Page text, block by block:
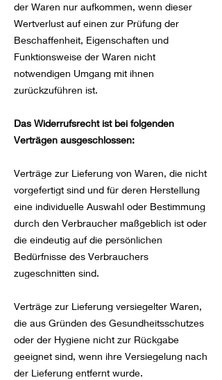
der Waren nur aufkommen, wenn dieser
Wertverlust auf einen zur Prüfung der
Beschaffenheit, Eigenschaften und
Funktionsweise der Waren nicht
notwendigen Umgang mit ihnen
zurückzuführen ist.
Das Widerrufsrecht ist bei folgenden
Verträgen ausgeschlossen:
Verträge zur Lieferung von Waren, die nicht
vorgefertigt sind und für deren Herstellung
eine individuelle Auswahl oder Bestimmung
durch den Verbraucher maßgeblich ist oder
die eindeutig auf die persönlichen
Bedürfnisse des Verbrauchers
zugeschnitten sind.
Verträge zur Lieferung versiegelter Waren,
die aus Gründen des Gesundheitsschutzes
oder der Hygiene nicht zur Rückgabe
geeignet sind, wenn ihre Versiegelung nach
der Lieferung entfernt wurde.